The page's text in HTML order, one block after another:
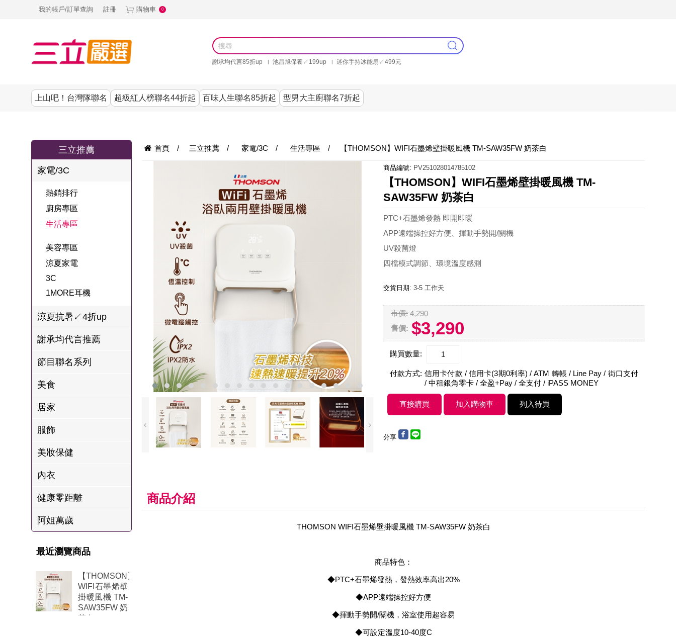
我的帳戶/訂單查詢 註冊 購物車 0
謝承均代言85折up 池昌旭保養↙199up
迷你手持冰能扇↙499元
上山吧！台灣隊聯名 超級紅人榜聯名44折起 百味人生聯名85折起 型男大主廚聯名7折起
古溜x五秀園
熱銷排行
夜聯名
名
百味人生戲劇
型男大主廚聯
推薦
熱銷排行
品
焙
鍋物 l 藥膳 l 滴
雞精
林聰明沙鍋魚
頭
冷藏 | 冷凍食品
李大娘手工水
自在食刻
三立X信海 星
肉爐
海瑞摃丸
八兩排烤肉組
熱銷排行
清潔用品
寢具│床墊
宗教開運
ELVIS愛菲斯
寢具
Astonish英國潔
雨揚老師開運
金健康石墨烯
台塑生醫
熱銷排行
機能服飾
配件
PP波瑟楓妮品
牌館
L’eBeauty包包
養生|保健
池昌旭代言
一家人
甘味人生
狀元堂牛樟芝
十時塑
熱銷排行
女內褲
男內褲
NEONER
熱銷排行
美容專區
涼夏家電
3C
1MORE耳機
韓國
SKINASSET
甘味人生鍵力
肽↙85折
百味人生
三立推薦
家電/3C
熱銷排行
廚房專區
生活專區
美容專區
涼夏家電
3C
1MORE耳機
涼夏抗暑↙4折up
謝承均代言推薦
節目聯名系列
美食
居家
服飾
美妝保健
內衣
健康零距離
阿姐萬歲
最近瀏覽商品
【THOMSON】
WIFI石墨烯壁
掛暖風機 TM-
SAW35FW 奶
茶白
首頁 / 三立推薦 / 家電/3C / 生活專區 / 【THOMSON】WIFI石墨烯壁掛暖風機 TM-SAW35FW 奶茶白
商品編號: PV251028014785102
【THOMSON】WIFI石墨烯壁掛暖風機 TM-
SAW35FW 奶茶白
PTC+石墨烯發熱 即開即暖
APP遠端操控好方便、揮動手勢開/關機
UV殺菌燈
四檔模式調節、環境溫度感測
交貨日期: 3-5 工作天
市價: 4,290
售價: $3,290
購買數量:
付款方式: 信用卡付款 / 信用卡(3期0利率) / ATM 轉帳 / Line Pay / 街口支付
/ 中租銀角零卡 / 全盈+Pay / 全支付 / iPASS MONEY
分享
商品介紹
THOMSON WIFI石墨烯壁掛暖風機 TM-SAW35FW 奶茶白
商品特色：
◆PTC+石墨烯發熱，發熱效率高出20%
◆APP遠端操控好方便
◆揮動手勢開/關機，浴室使用超容易
◆可設定溫度10-40度C